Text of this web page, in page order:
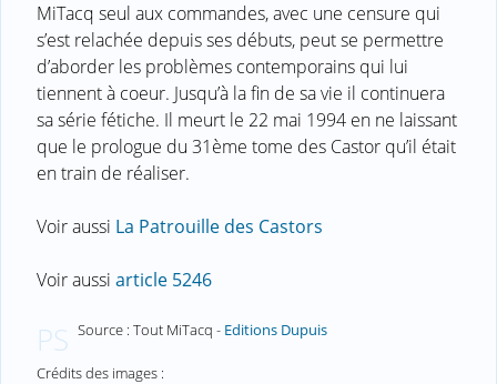
MiTacq seul aux commandes, avec une censure qui
s’est relachée depuis ses débuts, peut se permettre
d’aborder les problèmes contemporains qui lui
tiennent à coeur. Jusqu’à la fin de sa vie il continuera
sa série fétiche. Il meurt le 22 mai 1994 en ne laissant
que le prologue du 31ème tome des Castor qu’il était
en train de réaliser.
Voir aussi La Patrouille des Castors
Voir aussi article 5246
PS Source : Tout MiTacq - Editions Dupuis
Crédits des images :